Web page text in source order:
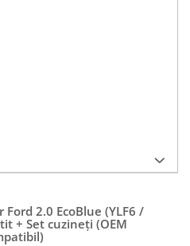
2.0 EcoBlue (YLF6 /
+ Set cuzineți (OEM